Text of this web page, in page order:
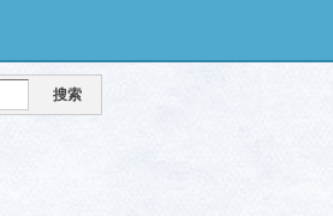
搜索